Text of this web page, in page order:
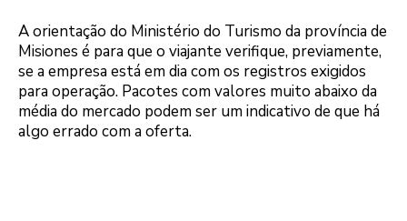
A orientação do Ministério do Turismo da província de
Misiones é para que o viajante verifique, previamente,
se a empresa está em dia com os registros exigidos
para operação. Pacotes com valores muito abaixo da
média do mercado podem ser um indicativo de que há
algo errado com a oferta.